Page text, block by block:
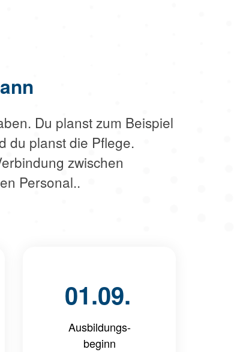
Du planst zum Beispiel
du planst die Pflege.
zwischen
Personal..
01.09.
Ausbildungs-
beginn